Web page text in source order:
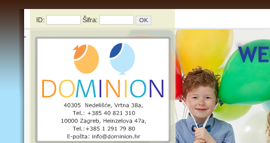
ID: Šifra: